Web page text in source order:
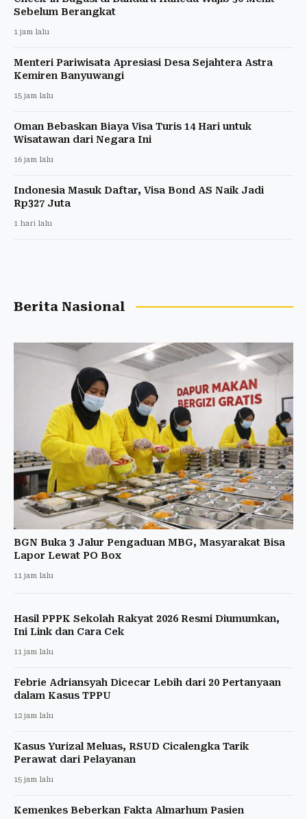
Sebelum Berangkat
1 jam lalu
Menteri Pariwisata Apresiasi Desa Sejahtera Astra
Kemiren Banyuwangi
15 jam lalu
Oman Bebaskan Biaya Visa Turis 14 Hari untuk
Wisatawan dari Negara Ini
16 jam lalu
Indonesia Masuk Daftar, Visa Bond AS Naik Jadi
Rp327 Juta
1 hari lalu
Berita Nasional
BGN Buka 3 Jalur Pengaduan MBG, Masyarakat Bisa
Lapor Lewat PO Box
11 jam lalu
Hasil PPPK Sekolah Rakyat 2026 Resmi Diumumkan,
Ini Link dan Cara Cek
11 jam lalu
Febrie Adriansyah Dicecar Lebih dari 20 Pertanyaan
dalam Kasus TPPU
12 jam lalu
Kasus Yurizal Meluas, RSUD Cicalengka Tarik
Perawat dari Pelayanan
15 jam lalu
Kemenkes Beberkan Fakta Almarhum Pasien